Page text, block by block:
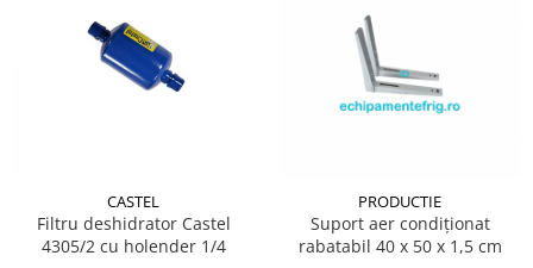
CASTEL
Filtru deshidrator Castel
4305/2 cu holender 1/4
PRODUCTIE
Suport aer condiționat
rabatabil 40 x 50 x 1,5 cm